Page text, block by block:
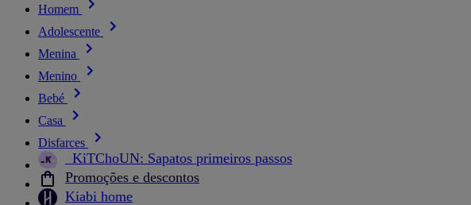
Homem
Adolescente
Menina
Menino
Bebé
Casa
Disfarces
_KiTChoUN: Sapatos primeiros passos
Promoções e descontos
Kiabi home